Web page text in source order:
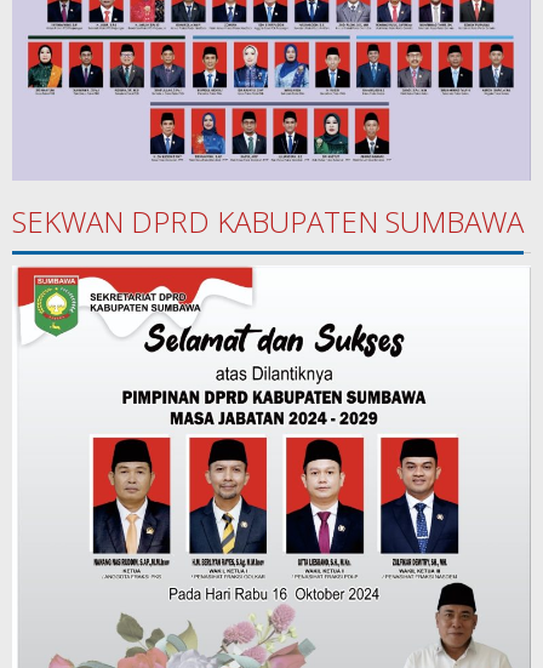
SEKWAN DPRD KABUPATEN SUMBAWA